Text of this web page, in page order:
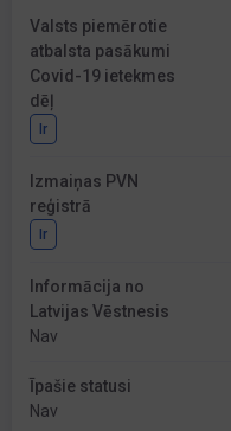
Valsts piemērotie
atbalsta pasākumi
Covid-19 ietekmes
dēļ
Ir
Izmaiņas PVN
reģistrā
Ir
Informācija no
Latvijas Vēstnesis
Nav
Īpašie statusi
Nav